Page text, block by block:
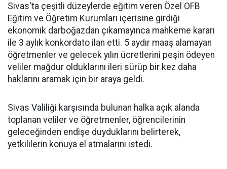
Sivas'ta çeşitli düzeylerde eğitim veren Özel OFB
Eğitim ve Öğretim Kurumları içerisine girdiği
ekonomik darboğazdan çıkamayınca mahkeme kararı
ile 3 aylık konkordato ilan etti. 5 aydır maaş alamayan
öğretmenler ve gelecek yılın ücretlerini peşin ödeyen
veliler mağdur olduklarını ileri sürüp bir kez daha
haklarını aramak için bir araya geldi.
Sivas Valiliği karşısında bulunan halka açık alanda
toplanan veliler ve öğretmenler, öğrencilerinin
geleceğinden endişe duyduklarını belirterek,
yetkililerin konuya el atmalarını istedi.